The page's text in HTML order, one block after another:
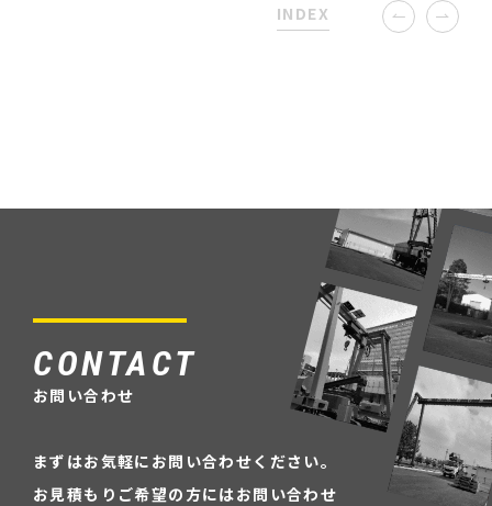
INDEX
CONTACT
お問い合わせ
まずはお気軽にお問い合わせください。
お見積もりご希望の方にはお問い合わせ